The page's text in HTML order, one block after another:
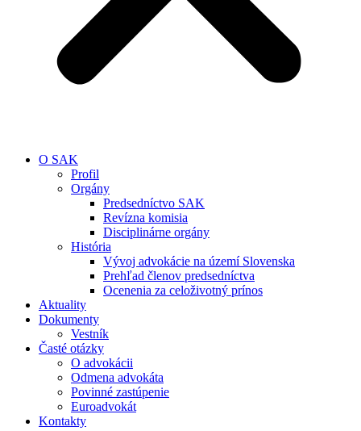
O SAK
Profil
Orgány
Predsedníctvo SAK
Revízna komisia
Disciplinárne orgány
História
Vývoj advokácie na území Slovenska
Prehľad členov predsedníctva
Ocenenia za celoživotný prínos
Aktuality
Dokumenty
Vestník
Časté otázky
O advokácii
Odmena advokáta
Povinné zastúpenie
Euroadvokát
Kontakty